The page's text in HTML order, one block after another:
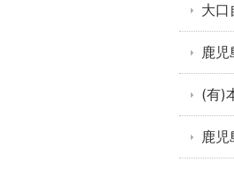
大口
鹿
(有)
鹿